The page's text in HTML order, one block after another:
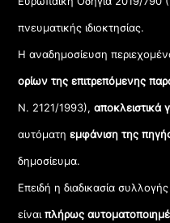
πνευματικής ιδιοκτησίας.
Η αναδημοσίευση
ορίων της επιτρεπόμενης
Ν. 2121/1993), αποκλειστικά
αυτόματηεμφάνιση της
δημοσίευμα.
Επειδή η διαδικασία
είναιπλήρως